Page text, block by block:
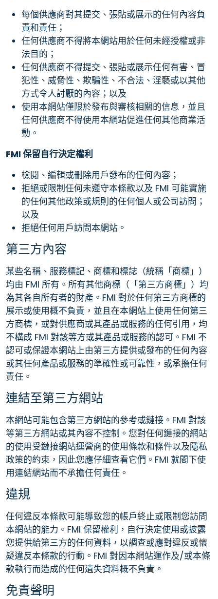
每個供應商對其提交、張貼或展示的任何內容負
責和責任；
任何供應商不得將本網站用於任何未經授權或非
法目的；
任何供應商不得提交、張貼或展示任何有害、冒
犯性、威脅性、欺騙性、不合法、淫褻或以其他
方式令人討厭的內容；以及
使用本網站僅限於發布與審核相關的信息，並且
任何供應商不得使用本網站促進任何其他商業活
動。
FMI 保留自行決定權利
檢閱、編輯或刪除用戶發布的任何內容；
拒絕或限制任何未遵守本條款以及 FMI 可能實施
的任何其他政策或規則的任何個人或公司訪問；
以及
拒絕任何用戶訪問本網站。
第三方內容
某些名稱、服務標記、商標和標誌（統稱「商標」）
均由 FMI 所有。所有其他商標（「第三方商標」）均
為其各自所有者的財產。FMI 對於任何第三方商標的
展示或使用概不負責，並且在本網站上使用任何第三
方商標，或對供應商或其產品或服務的任何引用，均
不構成 FMI 對該等方或其產品或服務的認可。FMI 不
認可或保證本網站上由第三方提供或發布的任何內容
或其任何產品或服務的準確性或可靠性，或承擔任何
責任。
連結至第三方網站
本網站可能包含第三方網站的參考或鏈接。FMI 對該
等第三方網站或其內容不控制。您對任何鏈接的網站
的使用受鏈接網站運營商的使用條款和條件以及隱私
政策的約束，因此您應仔細查看它們。FMI 就閣下使
用連結網站而不承擔任何責任。
違規
任何違反本條款可能導致您的帳戶終止或限制您訪問
本網站的能力。FMI 保留權利，自行決定使用或披露
您提供給第三方的任何資料，以調查或應對違反或懷
疑違反本條款的行動。FMI 對因本網站運作及/或本條
款執行而造成的任何遺失資料概不負責。
免責聲明